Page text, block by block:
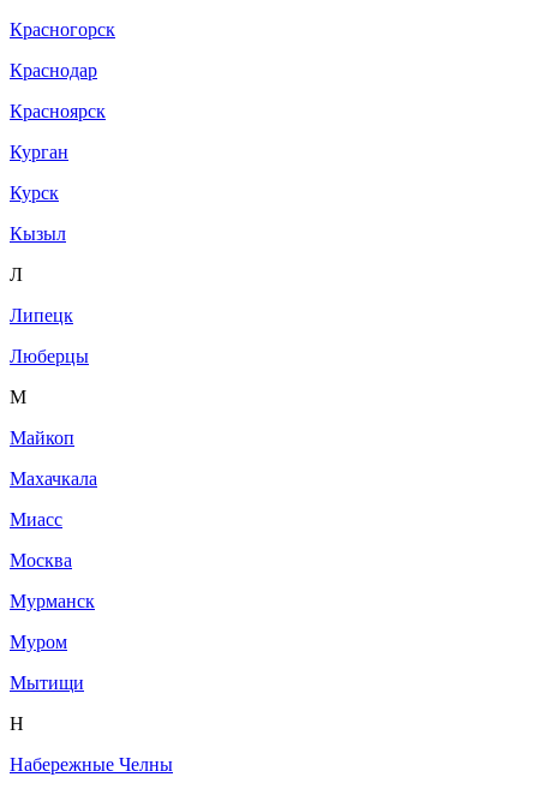
Красногорск
Краснодар
Красноярск
Курган
Курск
Кызыл
Л
Липецк
Люберцы
М
Майкоп
Махачкала
Миасс
Москва
Мурманск
Муром
Мытищи
Н
Набережные Челны